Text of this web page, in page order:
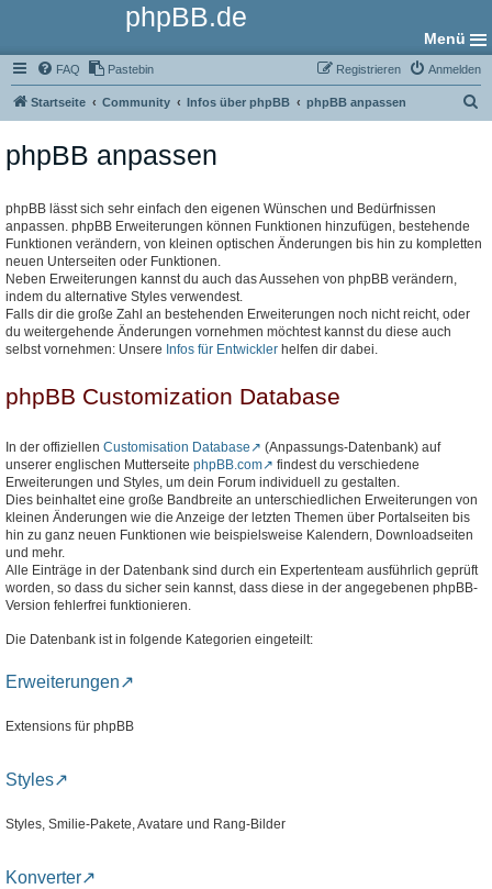
phpBB.de
Menü
FAQ Pastebin Anmelden
Registrieren
Startseite Community Infos über phpBB phpBB anpassen
phpBB anpassen
phpBB lässt sich sehr einfach den eigenen Wünschen und Bedürfnissen
anpassen. phpBB Erweiterungen können Funktionen hinzufügen, bestehende
Funktionen verändern, von kleinen optischen Änderungen bis hin zu kompletten
neuen Unterseiten oder Funktionen.
Neben Erweiterungen kannst du auch das Aussehen von phpBB verändern,
indem du alternative Styles verwendest.
Falls dir die große Zahl an bestehenden Erweiterungen noch nicht reicht, oder
du weitergehende Änderungen vornehmen möchtest kannst du diese auch
selbst vornehmen: Unsere Infos für Entwickler helfen dir dabei.
phpBB Customization Database
In der offiziellen Customisation Database
(Anpassungs-Datenbank) auf
unserer englischen Mutterseite phpBB.com
findest du verschiedene
Erweiterungen und Styles, um dein Forum individuell zu gestalten.
Dies beinhaltet eine große Bandbreite an unterschiedlichen Erweiterungen von
kleinen Änderungen wie die Anzeige der letzten Themen über Portalseiten bis
hin zu ganz neuen Funktionen wie beispielsweise Kalendern, Downloadseiten
und mehr.
Alle Einträge in der Datenbank sind durch ein Expertenteam ausführlich geprüft
worden, so dass du sicher sein kannst, dass diese in der angegebenen phpBB-
Version fehlerfrei funktionieren.
Die Datenbank ist in folgende Kategorien eingeteilt:
Erweiterungen
Extensions für phpBB
Styles
Styles, Smilie-Pakete, Avatare und Rang-Bilder
Konverter